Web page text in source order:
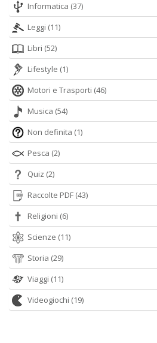
Informatica (37)
Leggi (11)
Libri (52)
Lifestyle (1)
Motori e Trasporti (46)
Musica (54)
Non definita (1)
Pesca (2)
Quiz (2)
Raccolte PDF (43)
Religioni (6)
Scienze (11)
Storia (29)
Viaggi (11)
Videogiochi (19)